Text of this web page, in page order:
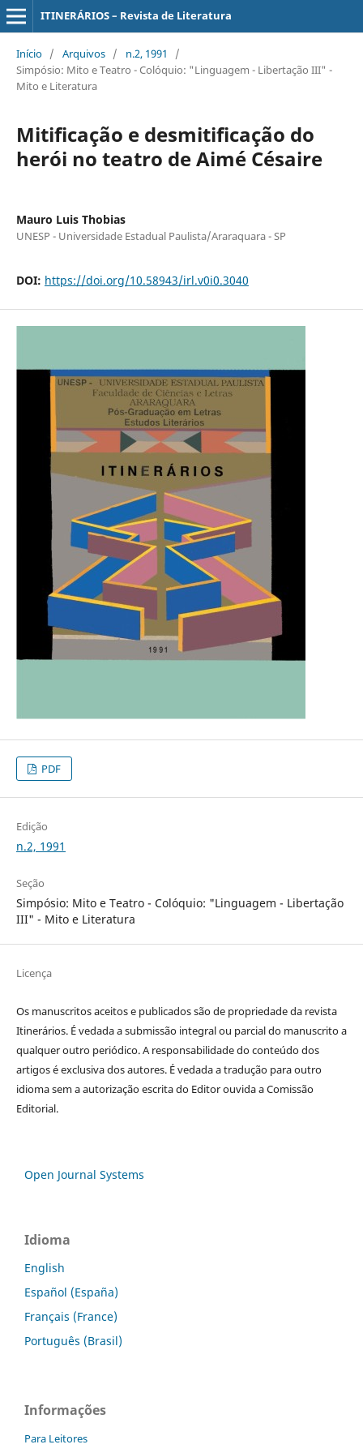
ITINERÁRIOS – Revista de Literatura
Início / Arquivos / n.2, 1991
/
Simpósio: Mito e Teatro - Colóquio: "Linguagem - Libertação III" -
Mito e Literatura
Mitificação e desmitificação do
herói no teatro de Aimé Césaire
Mauro Luis Thobias
UNESP - Universidade Estadual Paulista/Araraquara - SP
DOI: https://doi.org/10.58943/irl.v0i0.3040
PDF
Edição
n.2, 1991
Seção
Simpósio: Mito e Teatro - Colóquio: "Linguagem - Libertação
III" - Mito e Literatura
Licença
Os manuscritos aceitos e publicados são de propriedade da revista
Itinerários. É vedada a submissão integral ou parcial do manuscrito a
qualquer outro periódico. A responsabilidade do conteúdo dos
artigos é exclusiva dos autores. É vedada a tradução para outro
idioma sem a autorização escrita do Editor ouvida a Comissão
Editorial.
Open Journal Systems
Idioma
English
Español (España)
Français (France)
Português (Brasil)
Informações
Para Leitores